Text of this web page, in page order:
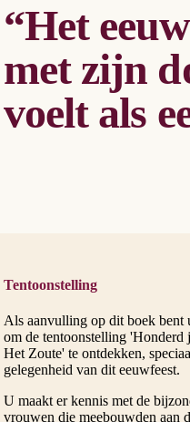
“Het
met zijn
voelt als
Tentoonstelling
Als aanvulling op dit boek bent
om de tentoonstelling 'Honderd
Het Zoute' te ontdekken,
gelegenheid van dit eeuwfeest.
U maakt er kennis met de
vrouwen die meebouwden aan